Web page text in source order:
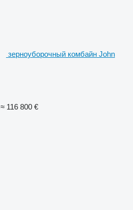
зерноуборочный комбайн John
≈ 116 800 €